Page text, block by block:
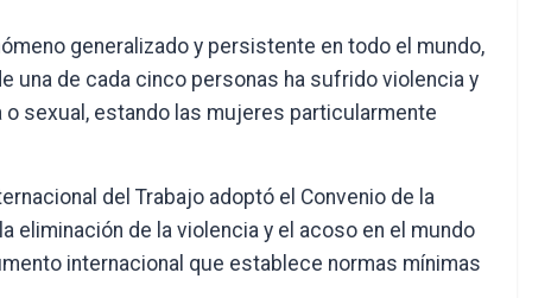
generalizado y persistente en todo el mundo,
una de cada cinco personas ha sufrido violencia y
sexual, estando las mujeres particularmente
del Trabajo adoptó el Convenio de la
eliminación de la violencia y el acoso en el mundo
internacional que establece normas mínimas